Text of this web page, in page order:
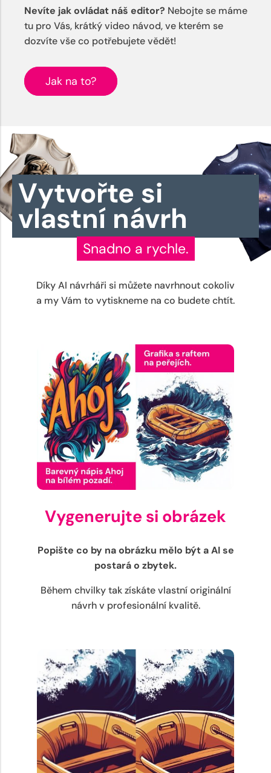
Nevíte jak ovládat náš editor? Nebojte se máme
tu pro Vás, krátký video návod, ve kterém se
dozvíte vše co potřebujete vědět!
Jak na to?
Vytvořte si
vlastní návrh
Snadno a rychle.
Díky AI návrháři si můžete navrhnout cokoliv
a my Vám to vytiskneme na co budete chtít.
Vygenerujte si obrázek
Popište co by na obrázku mělo být a AI se
postará o zbytek.
Během chvilky tak získáte vlastní originální
návrh v profesionální kvalitě.